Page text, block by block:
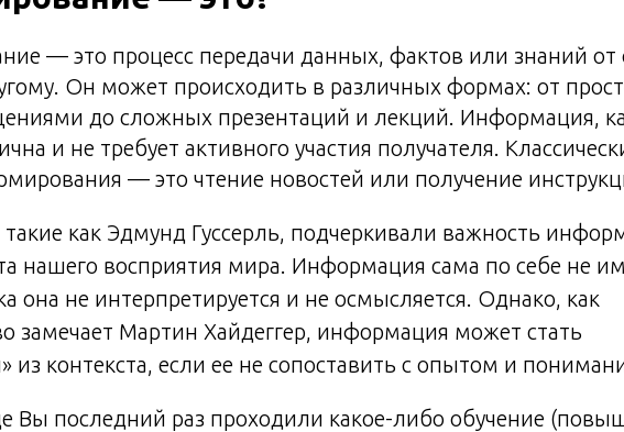
— это процесс передачи данных, фактов или знаний от
Он может происходить в различных формах: от
до сложных презентаций и лекций. Информация,
и не требует активного участия получателя.
— это чтение новостей или получение
как Эдмунд Гуссерль, подчеркивали важность
нашего восприятия мира. Информация сама по себе не
она не интерпретируется и не осмысляется. Однако, как
замечает Мартин Хайдеггер, информация может стать
из контекста, если ее не сопоставить с опытом и
Вы последний раз проходили какое-либо обучение